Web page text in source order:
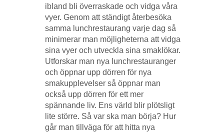
ibland bli överraskade och vidga våra
vyer. Genom att ständigt återbesöka
samma lunchrestaurang varje dag så
minimerar man möjligheterna att vidga
sina vyer och utveckla sina smaklökar.
Utforskar man nya lunchrestauranger
och öppnar upp dörren för nya
smakupplevelser så öppnar man
också upp dörren för ett mer
spännande liv. Ens värld blir plötsligt
lite större. Så var ska man börja? Hur
går man tillväga för att hitta nya